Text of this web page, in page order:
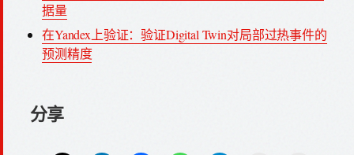
据量
在Yandex上验证：验证Digital Twin对局部过热事件的
预测精度
分享